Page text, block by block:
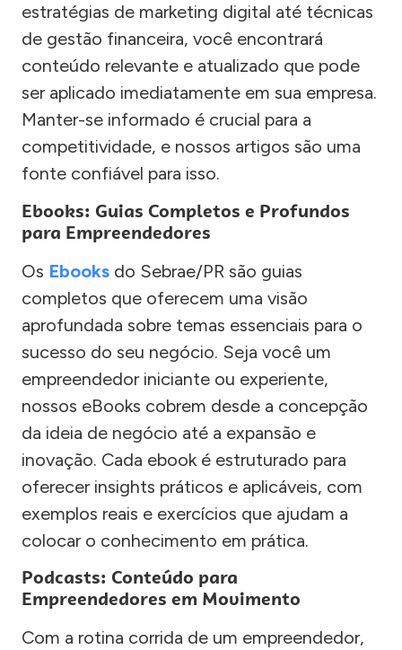
estratégias de marketing digital até técnicas
de gestão financeira, você encontrará
conteúdo relevante e atualizado que pode
ser aplicado imediatamente em sua empresa.
Manter-se informado é crucial para a
competitividade, e nossos artigos são uma
fonte confiável para isso.
Ebooks: Guias Completos e Profundos
para Empreendedores
Os Ebooks do Sebrae/PR são guias
completos que oferecem uma visão
aprofundada sobre temas essenciais para o
sucesso do seu negócio. Seja você um
empreendedor iniciante ou experiente,
nossos eBooks cobrem desde a concepção
da ideia de negócio até a expansão e
inovação. Cada ebook é estruturado para
oferecer insights práticos e aplicáveis, com
exemplos reais e exercícios que ajudam a
colocar o conhecimento em prática.
Podcasts: Conteúdo para
Empreendedores em Movimento
Com a rotina corrida de um empreendedor,